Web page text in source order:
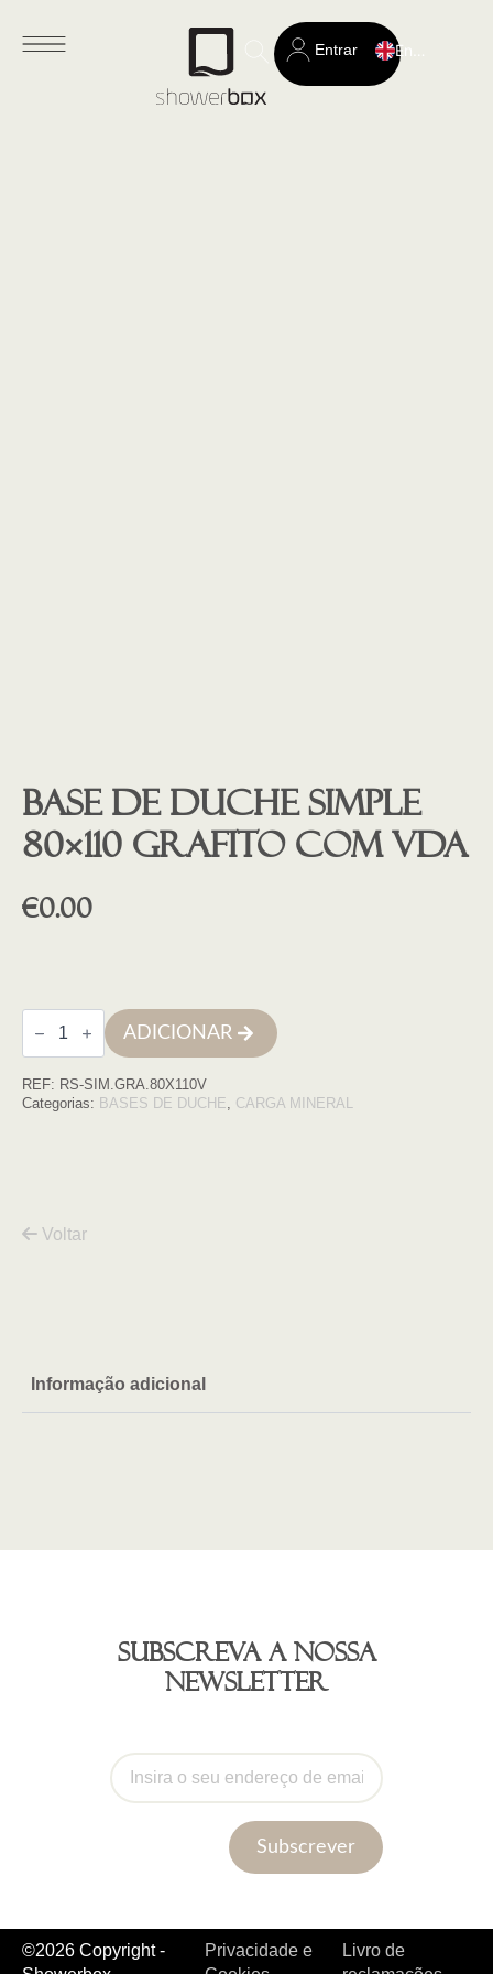
Search
for:
Entrar
Base de duche SIMPLE
80×110 Grafito COM VDA
€0.00
Quantidade
de
Base
duche
SIMPLE
ADICIONAR
REF: RS-SIM.GRA.80X110V
Categorias: BASES DE DUCHE, CARGA MINERAL
Voltar
Informação adicional
Subscreva a nossa
newsletter
Subscrever
©2026 Copyright -
Privacidade e
Livro de